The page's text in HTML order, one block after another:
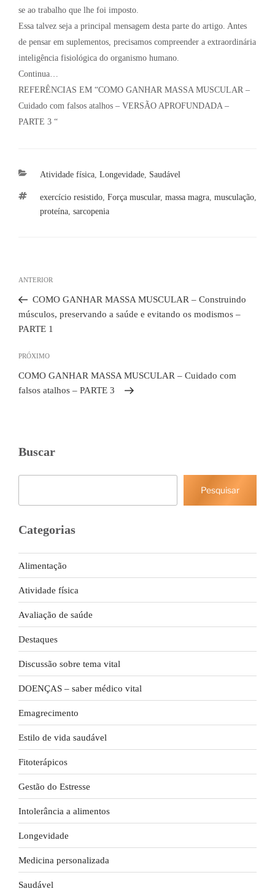
se ao trabalho que lhe foi imposto.
Essa talvez seja a principal mensagem desta parte do artigo. Antes
de pensar em suplementos, precisamos compreender a extraordinária
inteligência fisiológica do organismo humano.
Continua…
REFERÊNCIAS EM “COMO GANHAR MASSA MUSCULAR –
Cuidado com falsos atalhos – VERSÃO APROFUNDADA –
PARTE 3 “
Categorias
Atividade física, Longevidade, Saudável
Tags
exercício resistido, Força muscular, massa magra, musculação,
proteína, sarcopenia
de
Post
Post
anterior
ANTERIOR
COMO GANHAR MASSA MUSCULAR – Construindo
músculos, preservando a saúde e evitando os modismos –
PARTE 1
Próximo
post
PRÓXIMO
COMO GANHAR MASSA MUSCULAR – Cuidado com
falsos atalhos – PARTE 3
Buscar
Pesquisar
Categorias
Alimentação
Atividade física
Avaliação de saúde
Destaques
Discussão sobre tema vital
DOENÇAS – saber médico vital
Emagrecimento
Estilo de vida saudável
Fitoterápicos
Gestão do Estresse
Intolerância a alimentos
Longevidade
Medicina personalizada
Saudável